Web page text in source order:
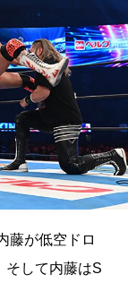
藤が低空ドロ
そして内藤はS